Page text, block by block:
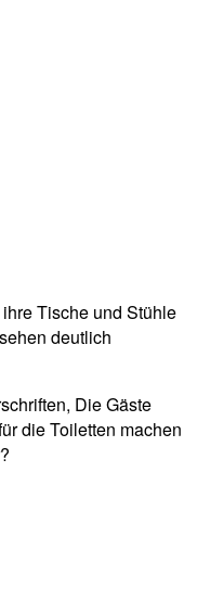
Tische und Stühle
deutlich
Die Gäste
die Toiletten machen